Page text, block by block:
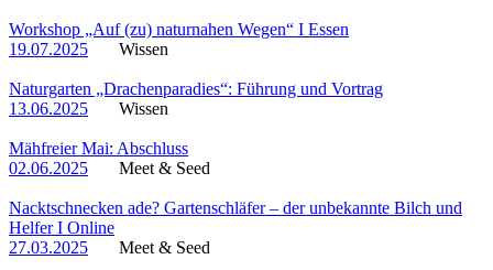
Workshop „Auf (zu) naturnahen Wegen“ I Essen
19.07.2025
Wissen
Naturgarten „Drachenparadies“: Führung und Vortrag
13.06.2025
Wissen
Mähfreier Mai: Abschluss
02.06.2025
Meet & Seed
Nacktschnecken ade? Gartenschläfer – der unbekannte Bilch und
Helfer I Online
27.03.2025
Meet & Seed